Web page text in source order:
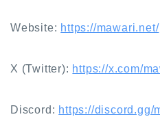
Website: https://mawari.net/
X (Twitter): https://x.com/
Discord: https://discord.gg/